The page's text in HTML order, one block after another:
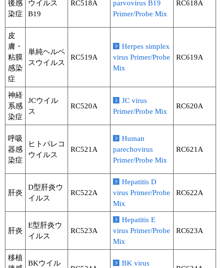
後感
染症
ウイルス
B19
RC518A
parvovirus B19
Primer/Probe Mix
RC618A
皮
膚・
粘膜
感染
症
単純ヘルペ
スウイルス
RC519A
Herpes simplex
virus Primer/Probe
Mix
RC619A
神経
系感
染症
JCウイル
ス
RC520A
JC virus
Primer/Probe Mix
RC620A
呼吸
器感
染症
ヒトパレコ
ウイルス
RC521A
Human
parechovirus
Primer/Probe Mix
RC621A
肝炎
D型肝炎ウ
イルス
RC522A
Hepatitis D
virus Primer/Probe
Mix
RC622A
肝炎
E型肝炎ウ
イルス
RC523A
Hepatitis E
virus Primer/Probe
Mix
RC623A
移植
BKウイル
BK virus